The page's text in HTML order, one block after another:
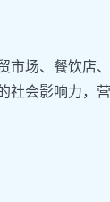
市场、餐饮店
社会影响力，